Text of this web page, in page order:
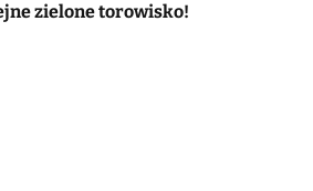
zielone torowisko!